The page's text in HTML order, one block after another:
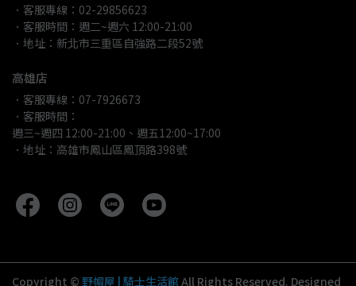
．客服專線：02-29856623
．客服時間：週二~週六 12:00-21:00
．地址：新北市三重區自強路二段52號
高雄店
．客服專線：07-7926673
．客服時間：
週三~週四 12:00-21:00、週五12:00~17:00
．地址：高雄市鳳山區鳳頂路398號
Copyright © 野帽屋 | 騎士生活館All Rights Reserved. Designed